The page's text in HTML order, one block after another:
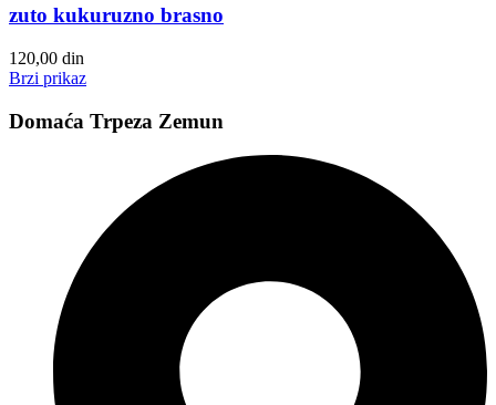
zuto kukuruzno brasno
120,00 din
Brzi prikaz
Domaća Trpeza Zemun